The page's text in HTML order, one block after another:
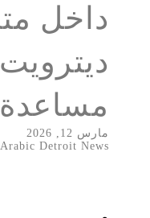
داخل
مساعدة
مارس 12, 2026
Detroit News